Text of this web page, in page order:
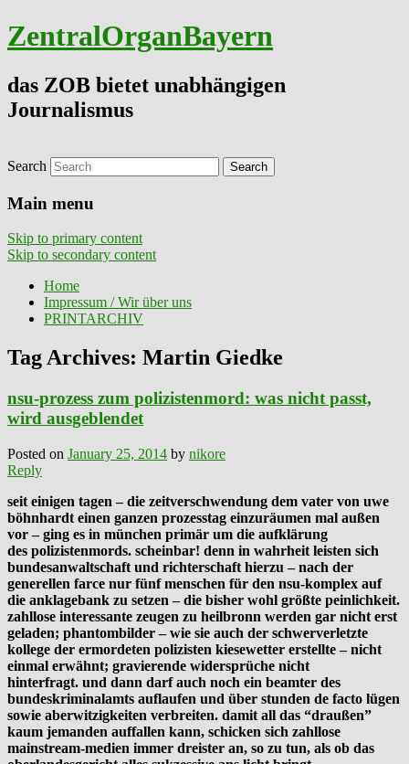
ZentralOrganBayern
das ZOB bietet unabhängigen
Journalismus
Search
Main menu
Skip to primary content
Skip to secondary content
Home
Impressum / Wir über uns
PRINTARCHIV
Tag Archives: Martin Giedke
nsu-prozess zum polizistenmord: was nicht passt,
wird ausgeblendet
Posted on January 25, 2014 by nikore
Reply
seit einigen tagen – die zeitverschwendung dem vater von uwe
böhnhardt einen ganzen prozesstag einzuräumen mal außen
vor – ging es in münchen primär um die aufklärung
des polizistenmords. scheinbar! denn in wahrheit leisten sich
bundesanwaltschaft und richterschaft hierzu – nach der
generellen farce nur fünf menschen für den nsu-komplex auf
die anklagebank zu setzen – die bisher wohl größte peinlichkeit.
zahllose interessante zeugen zu heilbronn werden gar nicht erst
geladen; phantombilder – wie sie auch der schwerverletzte
kollege der ermordeten polizisten kiesewetter erstellte – nicht
einmal erwähnt; gravierende widersprüche nicht
hinterfragt. und dann darf auch noch ein beamter des
bundeskriminalamts auflaufen und über stunden de facto lügen
sowie aberwitzigkeiten verbreiten. damit all das “draußen”
kaum jemanden auffallen kann, schicken sich zahllose
mainstream-medien immer dreister an, so zu tun, als ob das